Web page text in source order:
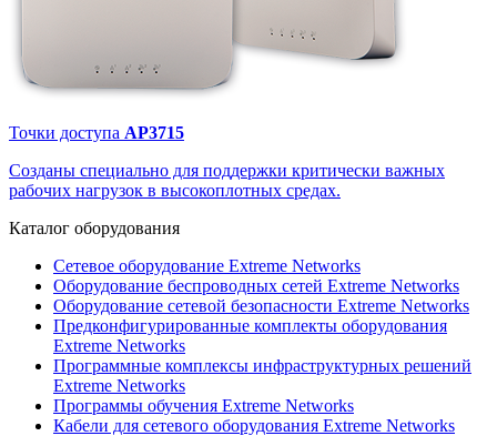
Точки доступа AP3715
Созданы специально для поддержки критически важных
рабочих нагрузок в высокоплотных средах.
Каталог оборудования
Сетевое оборудование Extreme Networks
Оборудование беспроводных сетей Extreme Networks
Оборудование сетевой безопасности Extreme Networks
Предконфигурированные комплекты оборудования
Extreme Networks
Программные комплексы инфраструктурных решений
Extreme Networks
Программы обучения Extreme Networks
Кабели для сетевого оборудования Extreme Networks